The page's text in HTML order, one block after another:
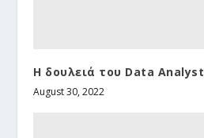
Η δουλειά του Data Analyst
August 30, 2022